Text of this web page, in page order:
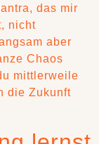
das mir
nicht
aber
Chaos
mittlerweile
die Zukunft